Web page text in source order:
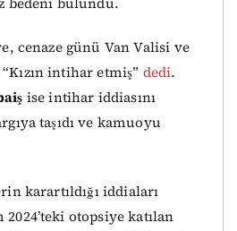
cenaze günü Van Valisi ve
intihar etmiş” dedi.
ise intihar iddiasını
taşıdı ve kamuoyu
karartıldığı iddiaları
otopsiye katılan